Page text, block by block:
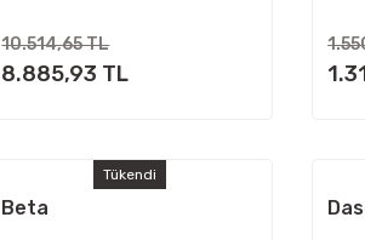
10.514,65 TL
8.885,93 TL
Tükendi
Beta